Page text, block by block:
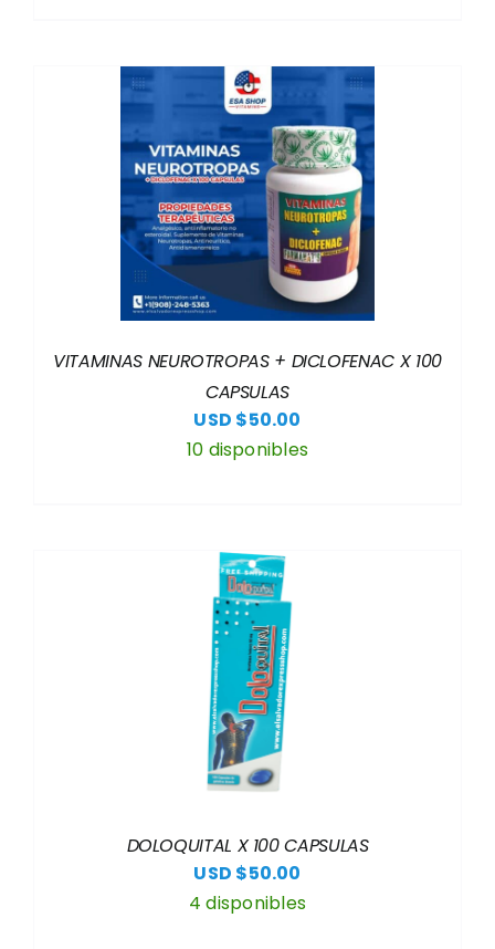
VITAMINAS NEUROTROPAS + DICLOFENAC X 100
CAPSULAS
USD $50.00
10 disponibles
DOLOQUITAL X 100 CAPSULAS
USD $50.00
4 disponibles